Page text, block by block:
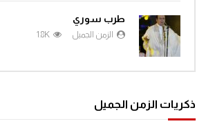
طرب سوري
الزمن الجميل 1.8K
ذكريات الزمن الجميل